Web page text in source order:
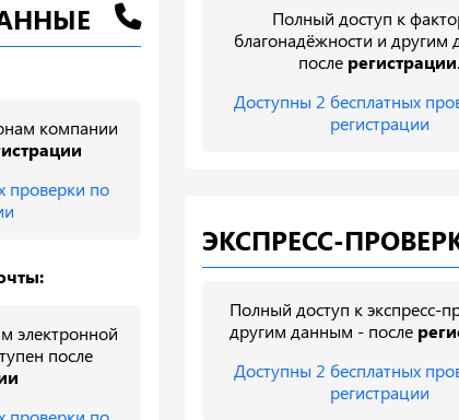
компании
проверки по
электронной
после
Полный доступ к
благонадёжности и другим
после регистрации.
Доступны 2 бесплатных
регистрации
ЭКСПРЕСС-
Полный доступ к экспресс-
другим данным - после
Доступны 2 бесплатных
регистрации